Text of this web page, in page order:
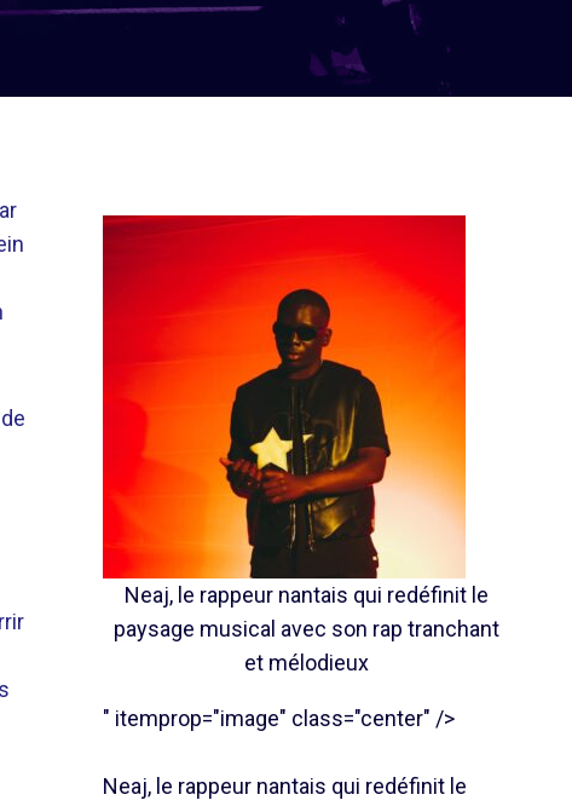
Neaj, le rappeur nantais qui redéfinit le
paysage musical avec son rap tranchant
et mélodieux
" itemprop="image" class="center" />
Neaj, le rappeur nantais qui redéfinit le